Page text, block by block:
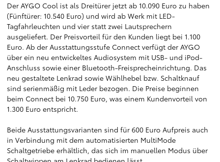
Der AYGO Cool ist als Dreitürer jetzt ab 10.090 Euro zu haben
(Fünftürer: 10.540 Euro) und wird ab Werk mit LED-
Tagfahrleuchten und vier statt zwei Lautsprechern
ausgeliefert. Der Preisvorteil für den Kunden liegt bei 1.100
Euro. Ab der Ausstattungsstufe Connect verfügt der AYGO
über ein neu entwickeltes Audiosystem mit USB- und iPod-
Anschluss sowie einer Bluetooth-Freisprecheinrichtung. Das
neu gestaltete Lenkrad sowie Wählhebel bzw. Schaltknauf
sind serienmäßig mit Leder bezogen. Die Preise beginnen
beim Connect bei 10.750 Euro, was einem Kundenvorteil von
1.300 Euro entspricht.
Beide Ausstattungsvarianten sind für 600 Euro Aufpreis auch
in Verbindung mit dem automatisierten MultiMode
Schaltgetriebe erhältlich, das sich im manuellen Modus über